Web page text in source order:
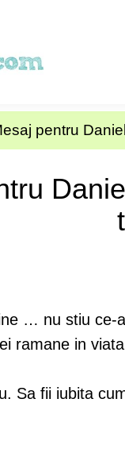
pentru
… nu stiu
ramane in
Sa fii iubita